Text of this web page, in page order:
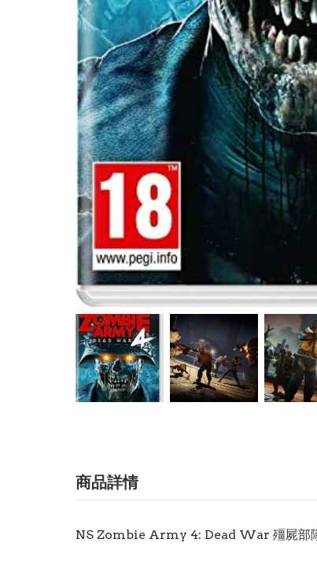
商品詳情
NS Zombie Army 4: Dead War 殭屍部